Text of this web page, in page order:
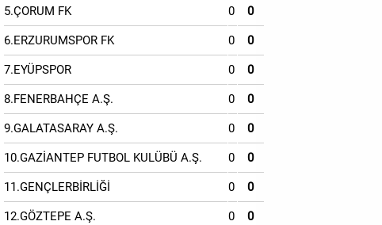
5.ÇORUM FK 0 0
6.ERZURUMSPOR FK 0 0
7.EYÜPSPOR 0 0
8.FENERBAHÇE A.Ş. 0 0
9.GALATASARAY A.Ş. 0 0
10.GAZİANTEP FUTBOL KULÜBÜ A.Ş. 0 0
11.GENÇLERBİRLİĞİ 0 0
12.GÖZTEPE A.Ş. 0 0